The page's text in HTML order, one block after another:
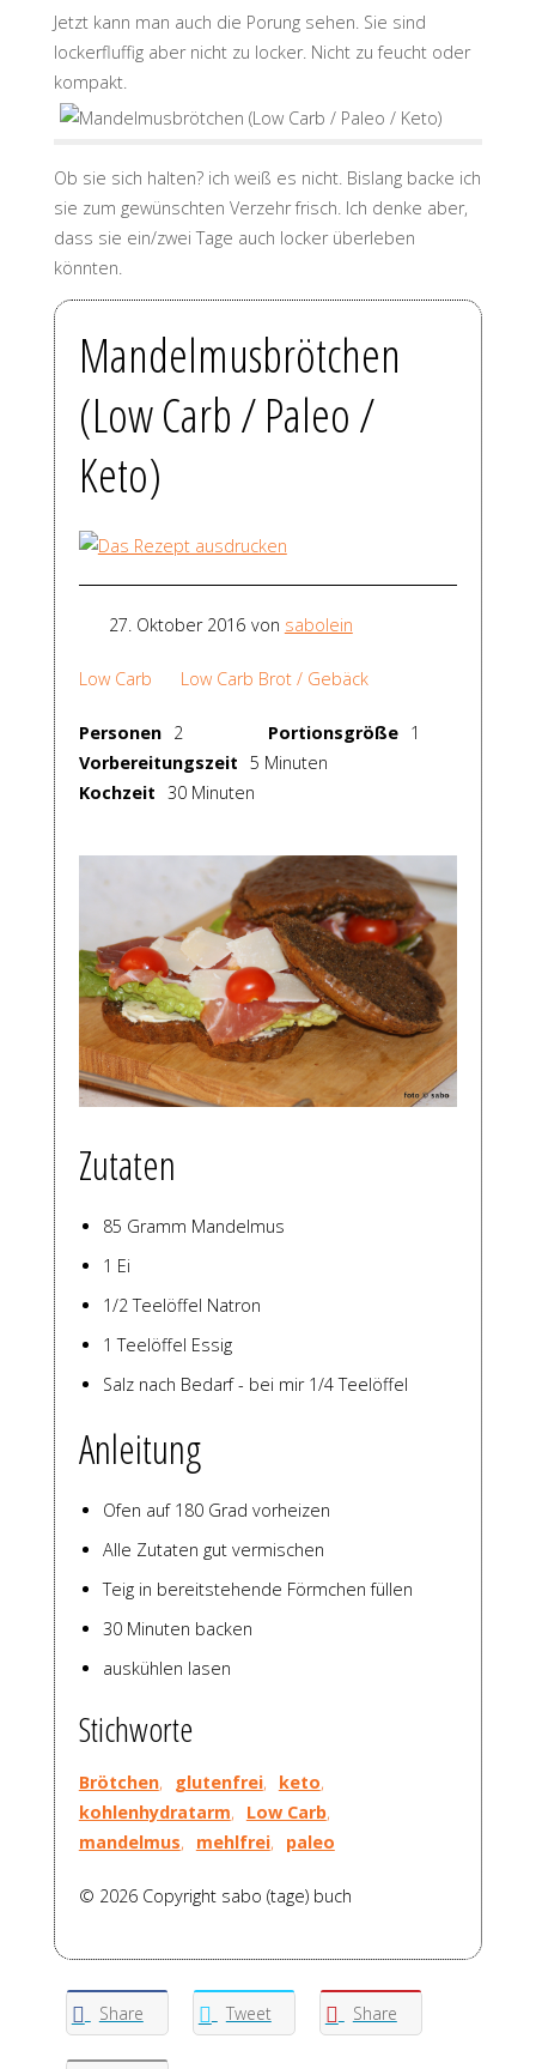
Jetzt kann man auch die Porung sehen. Sie sind
lockerfluffig aber nicht zu locker. Nicht zu feucht oder
kompakt.
Ob sie sich halten? ich weiß es nicht. Bislang backe ich
sie zum gewünschten Verzehr frisch. Ich denke aber,
dass sie ein/zwei Tage auch locker überleben
könnten.
Mandelmusbrötchen
(Low Carb / Paleo /
Keto)
27. Oktober 2016 von sabolein
Low Carb Low Carb Brot / Gebäck
Personen 2 Portionsgröße 1
Vorbereitungszeit 5 Minuten
Kochzeit 30 Minuten
Zutaten
85 Gramm Mandelmus
1 Ei
1/2 Teelöffel Natron
1 Teelöffel Essig
Salz nach Bedarf - bei mir 1/4 Teelöffel
Anleitung
Ofen auf 180 Grad vorheizen
Alle Zutaten gut vermischen
Teig in bereitstehende Förmchen füllen
30 Minuten backen
auskühlen lasen
Stichworte
Brötchen, glutenfrei, keto,
kohlenhydratarm, Low Carb,
mandelmus, mehlfrei, paleo
© 2026 Copyright sabo (tage) buch
Share Tweet Share